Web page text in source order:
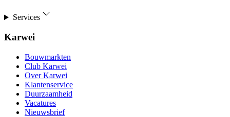
Services
Karwei
Bouwmarkten
Club Karwei
Over Karwei
Klantenservice
Duurzaamheid
Vacatures
Nieuwsbrief